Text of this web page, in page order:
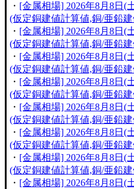
・ [金属相場] 2026年8月8日(
(仮定銅建値計算値,銅/亜鉛
・ [金属相場] 2026年8月8日(
(仮定銅建値計算値,銅/亜鉛
・ [金属相場] 2026年8月8日(
(仮定銅建値計算値,銅/亜鉛
・ [金属相場] 2026年8月8日(
(仮定銅建値計算値,銅/亜鉛
・ [金属相場] 2026年8月8日(
(仮定銅建値計算値,銅/亜鉛
・ [金属相場] 2026年8月8日(
(仮定銅建値計算値,銅/亜鉛
・ [金属相場] 2026年8月8日(
(仮定銅建値計算値,銅/亜鉛
・ [金属相場] 2026年8月8日(